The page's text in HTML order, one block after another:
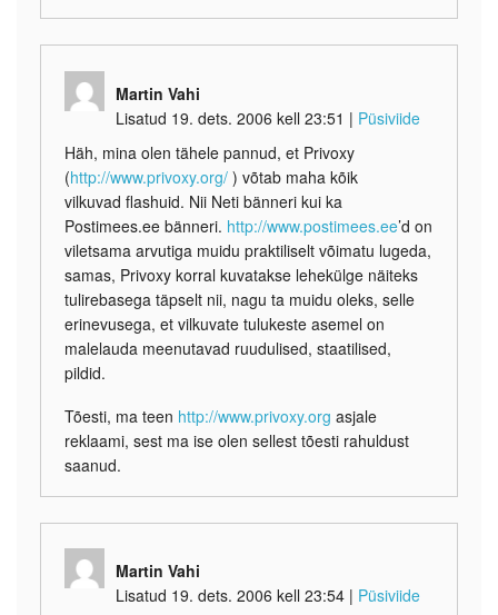
Martin Vahi
Lisatud 19. dets. 2006 kell 23:51 | Püsiviide
Häh, mina olen tähele pannud, et Privoxy
(http://www.privoxy.org/ ) võtab maha kõik
vilkuvad flashuid. Nii Neti bänneri kui ka
Postimees.ee bänneri. http://www.postimees.ee’d on
viletsama arvutiga muidu praktiliselt võimatu lugeda,
samas, Privoxy korral kuvatakse lehekülge näiteks
tulirebasega täpselt nii, nagu ta muidu oleks, selle
erinevusega, et vilkuvate tulukeste asemel on
malelauda meenutavad ruudulised, staatilised,
pildid.
Tõesti, ma teen http://www.privoxy.org asjale
reklaami, sest ma ise olen sellest tõesti rahuldust
saanud.
Martin Vahi
Lisatud 19. dets. 2006 kell 23:54 | Püsiviide